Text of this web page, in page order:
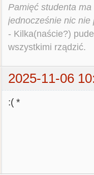
Pamięć studenta
jednocześnie nic nie
- Kilka(naście?)
wszystkimi rządzić.
2025-11-06
:( *